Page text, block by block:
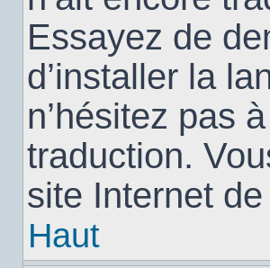
Essayez de
d’installer la
n’hésitez pas
traduction.
site Internet de
Haut